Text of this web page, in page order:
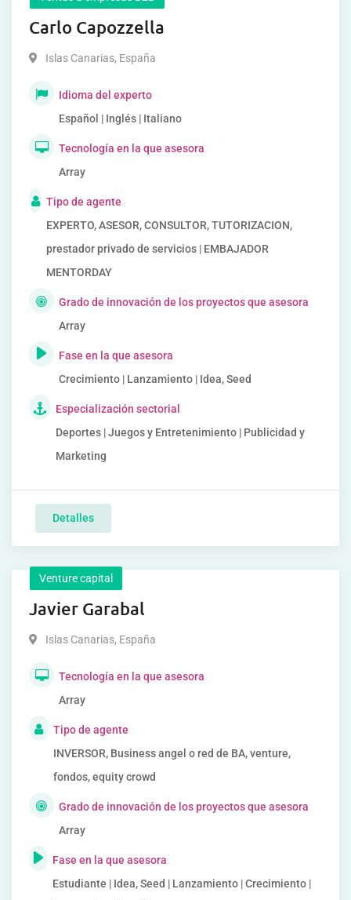
Carlo Capozzella
Islas Canarias, España
Idioma del experto
Español | Inglés | Italiano
Tecnología en la que asesora
Array
Tipo de agente
EXPERTO, ASESOR, CONSULTOR, TUTORIZACION,
prestador privado de servicios | EMBAJADOR
MENTORDAY
Grado de innovación de los proyectos que asesora
Array
Fase en la que asesora
Crecimiento | Lanzamiento | Idea, Seed
Especialización sectorial
Deportes | Juegos y Entretenimiento | Publicidad y
Marketing
Detalles
Venture capital
Javier Garabal
Islas Canarias, España
Tecnología en la que asesora
Array
Tipo de agente
INVERSOR, Business angel o red de BA, venture,
fondos, equity crowd
Grado de innovación de los proyectos que asesora
Array
Fase en la que asesora
Estudiante | Idea, Seed | Lanzamiento | Crecimiento |